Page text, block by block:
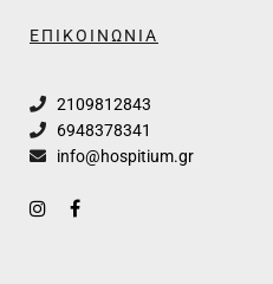
ΕΠΙΚΟΙΝΩΝΙΑ
2109812843
6948378341
info@hospitium.gr